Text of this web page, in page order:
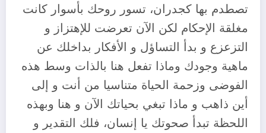
تصطدم بها كجدران، تسور روحك بأسوار كانت
مغلقة الإحكام لكن الآن تعرضت للإهتزاز و
التزعزع و بدأ التساؤل و الأفكار بداخلك عن
ماهية وجودك وماذا تفعل هنا بالذات وسط هذه
الفوضى وزحمة الحياة متناسيا من أنت و إلى
أين ذاهب و ماذا تبغي بحياتك الآن و هنا وبهذه
اللحظة تبدأ صحوتك يا إنسان، فلك التقدير و